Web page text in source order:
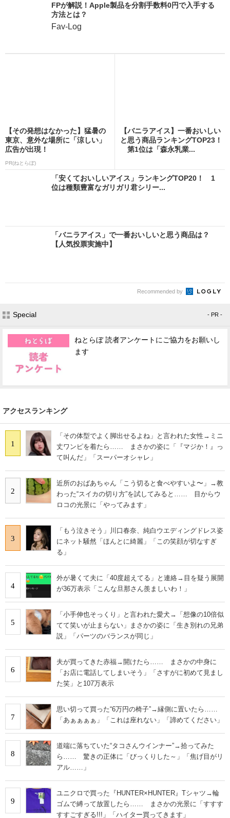
FPが解説！Apple製品を分割手数料0円で入手する
方法とは？
Fav-Log
【その発想はなかった】猛暑の
東京、意外な場所に「涼しい」
広告が出現！
PR(ねとらぼ)
【バニラアイス】一番おいしい
と思う商品ランキングTOP23！
第1位は「森永乳業...
「安くておいしいアイス」ランキングTOP20！ 1
位は種類豊富なガリガリ君シリー...
「バニラアイス」で一番おいしいと思う商品は？
【人気投票実施中】
Recommended by
Special - PR -
ねとらぼ 読者アンケートにご協力をお願いし
ます
アクセスランキング
1
「その体型でよく脚出せるよね」と言われた女性→ミニ
丈ワンピを着たら…… まさかの姿に「『マジか！』っ
て叫んだ」「スーパーオシャレ」
2
近所のおばあちゃん「こう切ると食べやすいよ〜」→教
わった“スイカの切り方”を試してみると…… 目からウ
ロコの光景に「やってみます」
3
「もう泣きそう」川口春奈、純白ウエディングドレス姿
にネット騒然「ほんとに綺麗」「この笑顔が切なすぎ
る」
4
外が暑くて夫に「40度超えてる」と連絡→目を疑う展開
が36万表示「こんな旦那さん羨ましいわ！」
5
「小手伸也そっくり」と言われた愛犬→「想像の10倍似
てて笑いが止まらない」まさかの姿に「生き別れの兄弟
説」「パーツのバランスが同じ」
6
夫が買ってきた赤福→開けたら…… まさかの中身に
「お店に電話してしまいそう」「さすがに初めて見まし
た笑」と107万表示
7
思い切って買った“6万円の椅子”→縁側に置いたら……
「あぁぁぁぁ」「これは座れない」「諦めてください」
8
道端に落ちていた“タコさんウインナー”→拾ってみた
ら…… 驚きの正体に「びっくりした～」「焦げ目がリ
アル……」
9
ユニクロで買った『HUNTER×HUNTER』Tシャツ→輪
ゴムで縛って放置したら…… まさかの光景に「すすす
すすごすぎる!!!」「ハイター買ってきます」